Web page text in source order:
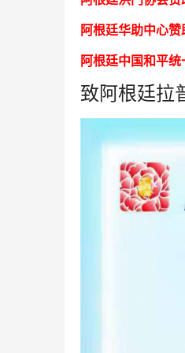
阿根廷华助中心赞
阿根廷中国和平
致阿根廷拉